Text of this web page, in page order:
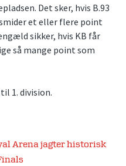
Det sker, hvis B.93
et eller flere point
sikker, hvis KB får
så mange point som
1. division.
Arena jagter historisk